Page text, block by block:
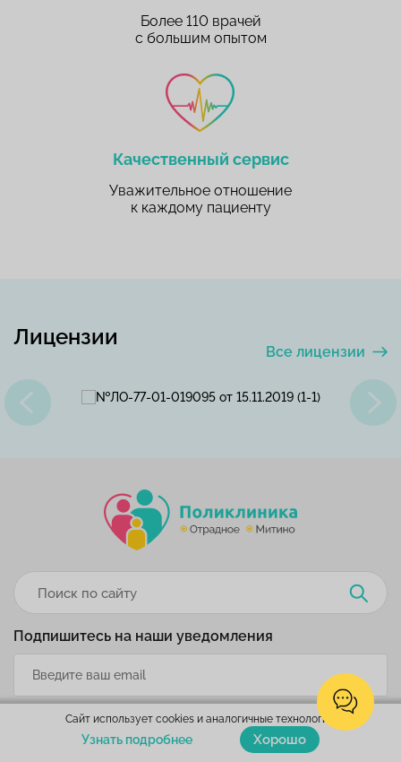
Более 110 врачей
с большим опытом
Качественный сервис
Уважительное отношение
к каждому пациенту
Лицензии
Все лицензии
Подпишитесь на наши уведомления
Сайт использует cookies и аналогичные технологии.
Узнать подробнее Хорошо